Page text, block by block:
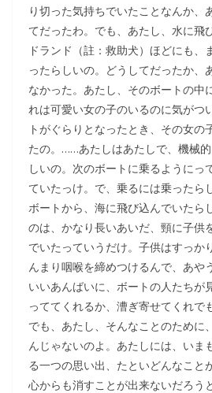
り切った気持ちでいたことなんか、
てだったわ。でも、あたし、水に飛
ドランド（註：救助犬）ほどにも、
ったらしいの。どうしてだったか、
なかった。あたし、そのボートの中
れは可愛い女の子のいるのに気がつ
トがぐらりとなったとき、その女の
たの。……あたしはあたしで、機械
しいの。次のボートに乗るようにっ
ていたっけ。で、乗るには乗ったら
ボートから、海に飛び込んでいたら
のは、かなり長いあいだ、頸に子供
でいたっていうだけ。子供はすっか
んまり咽喉を締めつけるんで、あや
いいあんばいに、ボートの人たちが
っててくれるか、漕ぎ寄せてくれで
でも、あたし、そんなことのために
んじゃないのよ。あたしには、いま
る一つの思い出、たといどんなこと
心からも消すことが出来ないだろう